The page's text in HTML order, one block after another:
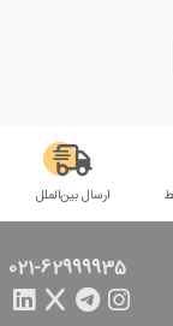
ارسال بین‌الملل
021-62999935